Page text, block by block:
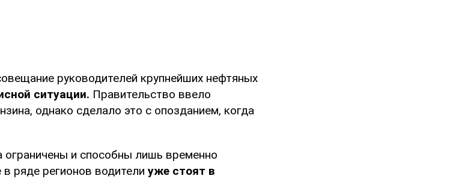
руководителей крупнейших нефтяных
ситуации. Правительство ввело
однако сделало это с опозданием, когда
и способны лишь временно
ряде регионов водители уже стоят в